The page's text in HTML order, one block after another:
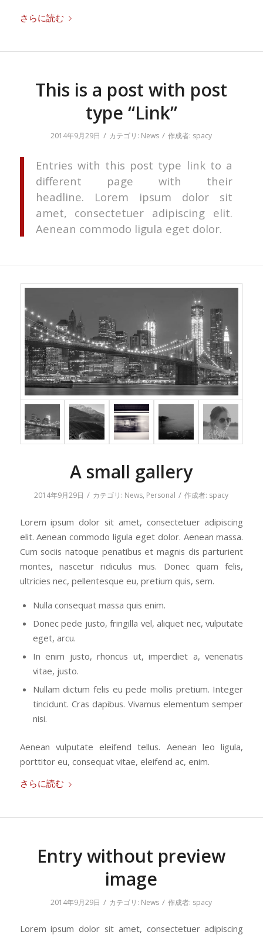
さらに読む
This is a post with post
type “Link”
2014年9月29日 / カテゴリ: News / 作成者: spacy
Entries with this post type link to a
different page with their
headline. Lorem ipsum dolor sit
amet, consectetuer adipiscing elit.
Aenean commodo ligula eget dolor.
A small gallery
2014年9月29日 / カテゴリ: News, Personal / 作成者: spacy
Lorem ipsum dolor sit amet, consectetuer adipiscing
elit. Aenean commodo ligula eget dolor. Aenean massa.
Cum sociis natoque penatibus et magnis dis parturient
montes, nascetur ridiculus mus. Donec quam felis,
ultricies nec, pellentesque eu, pretium quis, sem.
Nulla consequat massa quis enim.
Donec pede justo, fringilla vel, aliquet nec, vulputate
eget, arcu.
In enim justo, rhoncus ut, imperdiet a, venenatis
vitae, justo.
Nullam dictum felis eu pede mollis pretium. Integer
tincidunt. Cras dapibus. Vivamus elementum semper
nisi.
Aenean vulputate eleifend tellus. Aenean leo ligula,
porttitor eu, consequat vitae, eleifend ac, enim.
さらに読む
Entry without preview
image
2014年9月29日 / カテゴリ: News / 作成者: spacy
Lorem ipsum dolor sit amet, consectetuer adipiscing